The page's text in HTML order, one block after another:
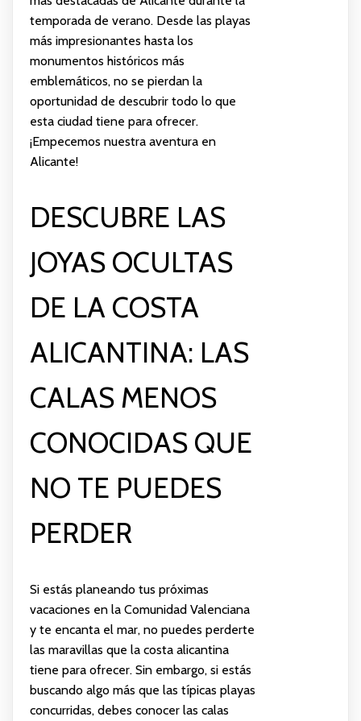
temporada de verano. Desde las playas
más impresionantes hasta los
monumentos históricos más
emblemáticos, no se pierdan la
oportunidad de descubrir todo lo que
esta ciudad tiene para ofrecer.
¡Empecemos nuestra aventura en
Alicante!
DESCUBRE LAS
JOYAS OCULTAS
DE LA COSTA
ALICANTINA: LAS
CALAS MENOS
CONOCIDAS QUE
NO TE PUEDES
PERDER
Si estás planeando tus próximas
vacaciones en la Comunidad Valenciana
y te encanta el mar, no puedes perderte
las maravillas que la costa alicantina
tiene para ofrecer. Sin embargo, si estás
buscando algo más que las típicas playas
concurridas, debes conocer las calas